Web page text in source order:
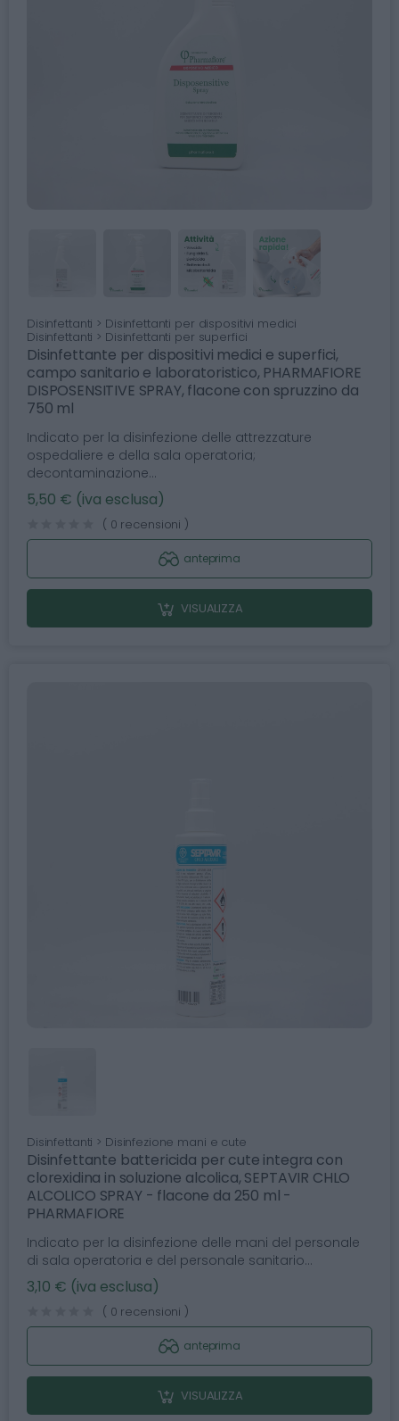
Disinfettanti > Disinfettanti per dispositivi medici
Disinfettanti > Disinfettanti per superfici
Disinfettante per dispositivi medici e superfici,
campo sanitario e laboratoristico, PHARMAFIORE
DISPOSENSITIVE SPRAY, flacone con spruzzino da
750 ml
Indicato per la disinfezione delle attrezzature
ospedaliere e della sala operatoria;
decontaminazione...
5,50 € (iva esclusa)
( 0 recensioni )
anteprima
VISUALIZZA
Disinfettanti > Disinfezione mani e cute
Disinfettante battericida per cute integra con
clorexidina in soluzione alcolica, SEPTAVIR CHLO
ALCOLICO SPRAY - flacone da 250 ml -
PHARMAFIORE
Indicato per la disinfezione delle mani del personale
di sala operatoria e del personale sanitario...
3,10 € (iva esclusa)
( 0 recensioni )
anteprima
VISUALIZZA